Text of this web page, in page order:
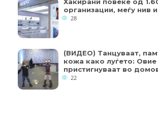
Хакирани повеќе од
организации, меѓу нив
28
(ВИДЕО) Танцуваат,
кожа како луѓето:
пристигнуваат во
22